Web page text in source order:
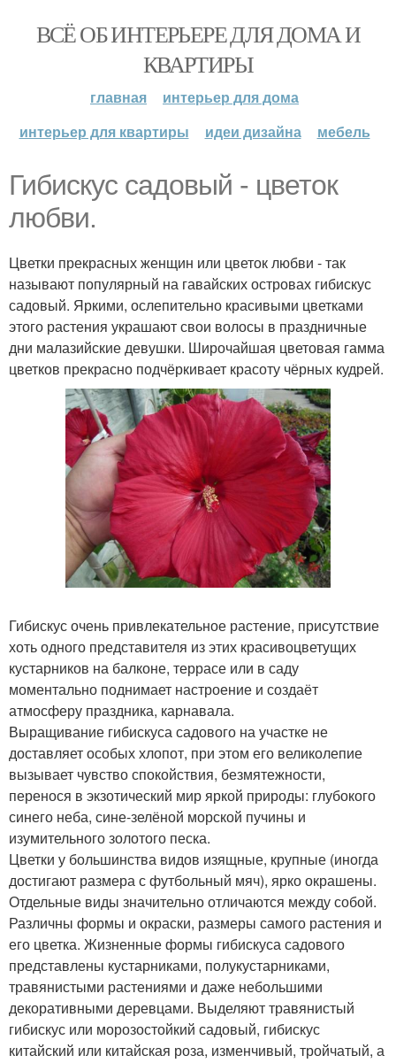
ВСЁ ОБ ИНТЕРЬЕРЕ ДЛЯ ДОМА И
КВАРТИРЫ
главная
интерьер для дома
интерьер для квартиры
идеи дизайна мебель
Гибискус садовый - цветок
любви.
Цветки прекрасных женщин или цветок любви - так
называют популярный на гавайских островах гибискус
садовый. Яркими, ослепительно красивыми цветками
этого растения украшают свои волосы в праздничные
дни малазийские девушки. Широчайшая цветовая гамма
цветков прекрасно подчёркивает красоту чёрных кудрей.
Гибискус очень привлекательное растение, присутствие
хоть одного представителя из этих красивоцветущих
кустарников на балконе, террасе или в саду
моментально поднимает настроение и создаёт
атмосферу праздника, карнавала.
Выращивание гибискуса садового на участке не
доставляет особых хлопот, при этом его великолепие
вызывает чувство спокойствия, безмятежности,
перенося в экзотический мир яркой природы: глубокого
синего неба, сине-зелёной морской пучины и
изумительного золотого песка.
Цветки у большинства видов изящные, крупные (иногда
достигают размера с футбольный мяч), ярко окрашены.
Отдельные виды значительно отличаются между собой.
Различны формы и окраски, размеры самого растения и
его цветка. Жизненные формы гибискуса садового
представлены кустарниками, полукустарниками,
травянистыми растениями и даже небольшими
декоративными деревцами. Выделяют травянистый
гибискус или морозостойкий садовый, гибискус
китайский или китайская роза, изменчивый, тройчатый, а